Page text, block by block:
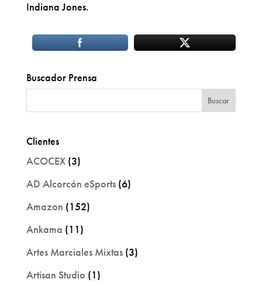
Indiana Jones.
Buscador Prensa
Clientes
ACOCEX(3)
AD Alcorcón eSports(6)
Amazon (152)
Ankama (11)
Artes Marciales Mixtas(3)
Artisan Studio (1)